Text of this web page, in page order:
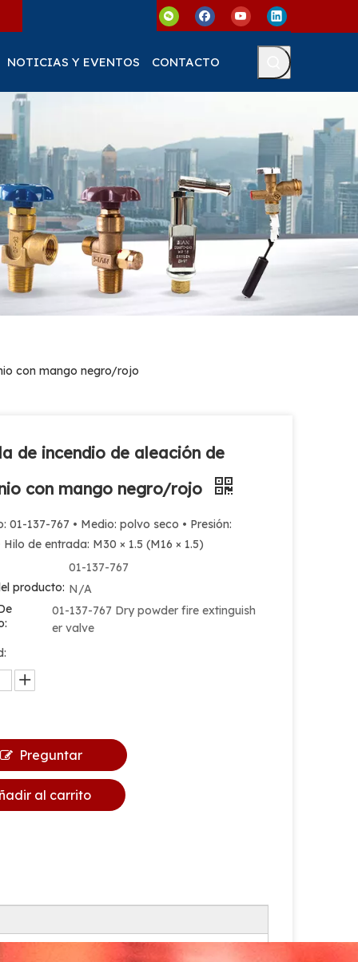
NOTICIAS Y EVENTOS CONTACTO
con mango negro/rojo
de incendio de aleación de
con mango negro/rojo
01-137-767 • Medio: polvo seco • Presión:
Hilo de entrada: M30 × 1.5 (M16 × 1.5)
01-137-767
producto: N/A
01-137-767 Dry powder fire extinguish
er valve
Preguntar
al carrito